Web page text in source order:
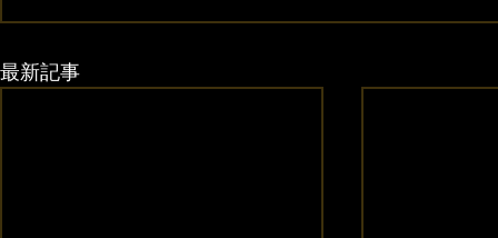
最新記事